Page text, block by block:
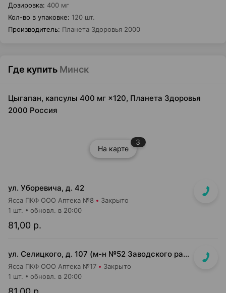
Дозировка: 400 мг
Кол-во в упаковке: 120 шт.
Производитель: Планета Здоровья 2000
Где купить Минск
Цыгапан, капсулы 400 мг ×120, Планета Здоровья
2000 Россия
На карте
3
ул. Уборевича, д. 42
Ясса ПКФ ООО Аптека №8 Закрыто
81,00 р.
1 шт. обновл. в 20:00
ул. Селицкого, д. 107 (м-н №52 Заводского райпищеторга)
Ясса ПКФ ООО Аптека №17 Закрыто
1 шт. обновл. в 20:00